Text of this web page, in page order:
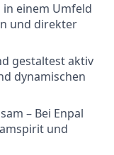
einem Umfeld
und direkter
gestaltest aktiv
dynamischen
– Bei Enpal
und